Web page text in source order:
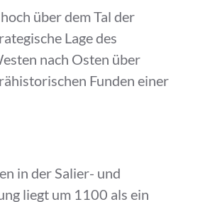
über dem Tal der
Lage des
nach Osten über
Funden einer
in der Salier- und
liegt um 1100 als ein